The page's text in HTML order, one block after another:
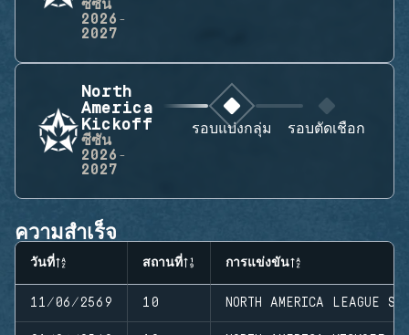
ซีซัน
2026-
2027
North
America
Kickoff
ซีซัน
2026-
2027
รอบแบ่งกลุ่ม รอบตัดเชือก
ความสำเร็จ
วันที่ สถานที่ การแข่งขัน
11/06/2569 10 NORTH AMERICA LEAGUE